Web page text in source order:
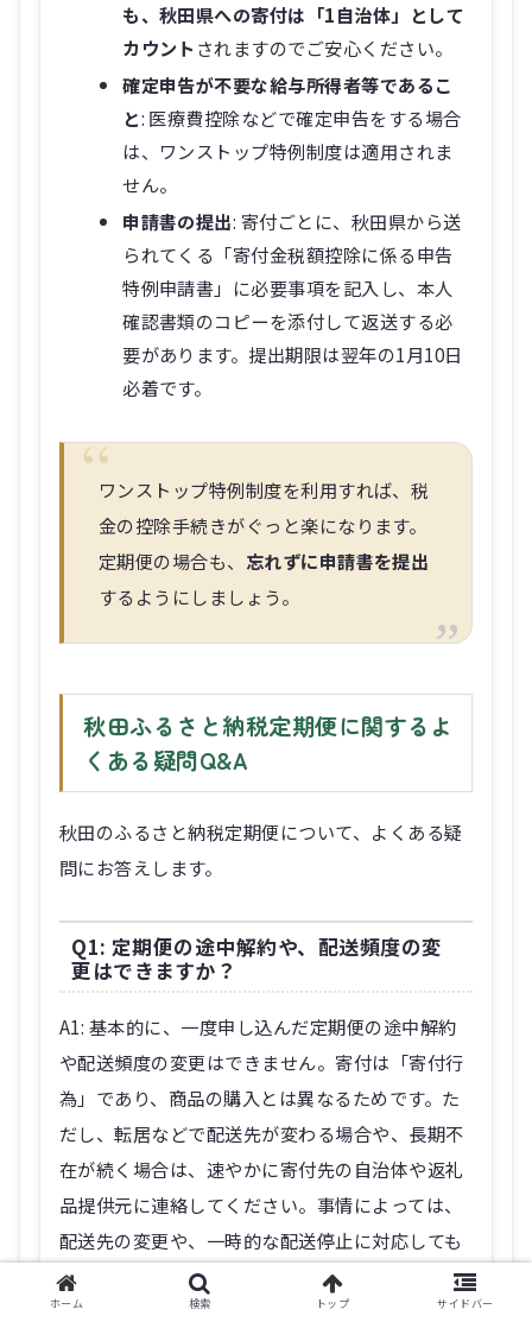
も、秋田県への寄付は「1自治体」として
カウントされますのでご安心ください。
確定申告が不要な給与所得者等であるこ
と: 医療費控除などで確定申告をする場合
は、ワンストップ特例制度は適用されま
せん。
申請書の提出: 寄付ごとに、秋田県から送
られてくる「寄付金税額控除に係る申告
特例申請書」に必要事項を記入し、本人
確認書類のコピーを添付して返送する必
要があります。提出期限は翌年の1月10日
必着です。
ワンストップ特例制度を利用すれば、税
金の控除手続きがぐっと楽になります。
定期便の場合も、 忘れずに申請書を提出
するようにしましょう。
秋田ふるさと納税定期便に関するよ
くある疑問Q&A
秋田のふるさと納税定期便について、よくある疑
問にお答えします。
Q1: 定期便の途中解約や、配送頻度の変
更はできますか？
A1: 基本的に、一度申し込んだ定期便の途中解約
や配送頻度の変更はできません。寄付は「寄付行
為」であり、商品の購入とは異なるためです。た
だし、転居などで配送先が変わる場合や、長期不
在が続く場合は、速やかに寄付先の自治体や返礼
品提供元に連絡してください。事情によっては、
配送先の変更や、一時的な配送停止に対応しても
らえることもあります。
ホーム 検索 トップ サイドバー